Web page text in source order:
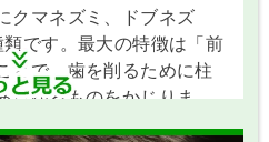
クマネズミ、ドブネズ
です。最大の特徴は「前
とで、歯を削るために柱
らゆるものをかじりま